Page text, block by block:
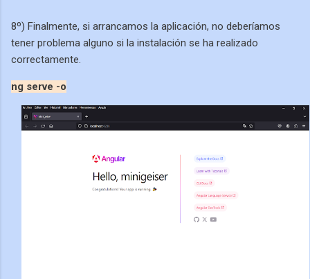
8º) Finalmente, si arrancamos la aplicación, no deberíamos
tener problema alguno si la instalación se ha realizado
correctamente.
ng serve -o